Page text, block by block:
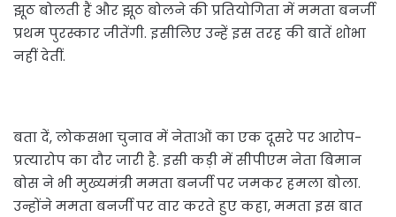
झूठ बोलती हैं और झूठ बोलने की प्रतियोगिता में ममता बनर्जी
प्रथम पुरस्कार जीतेंगी. इसीलिए उन्हें इस तरह की बातें शोभा
नहीं देतीं.
बता दें, लोकसभा चुनाव में नेताओं का एक दूसरे पर आरोप-
प्रत्यारोप का दौर जारी है. इसी कड़ी में सीपीएम नेता बिमान
बोस ने भी मुख्यमंत्री ममता बनर्जी पर जमकर हमला बोला.
उन्होंने ममता बनर्जी पर वार करते हुए कहा, ममता इस बात